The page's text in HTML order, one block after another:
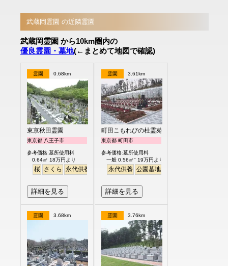
武蔵岡霊園 の近隣霊園
武蔵岡霊園 から10km圏内の
優良霊園・墓地(←まとめて地図で確認)
霊園 0.68km
東京秋田霊園
東京都 八王子市
参考価格:墓所使用料
0.64㎡ 18万円より
桜 さくら 永代供養
詳細を見る
霊園 3.61km
町田こもれびの杜霊苑
東京都 町田市
参考価格:墓所使用料
一般 0.56㎡" 19万円より
永代供養 公園墓地
詳細を見る
霊園 3.68km 霊園 3.76km